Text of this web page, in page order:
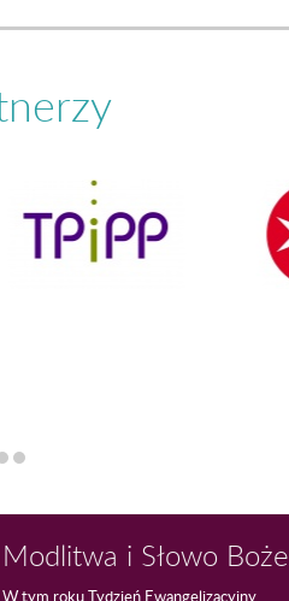
Modlitwa i Słowo Boże
W tym roku Tydzień Ewangelizacyjny